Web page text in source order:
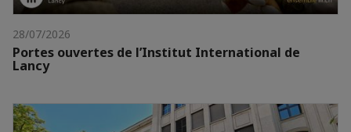
28/07/2026
Portes ouvertes de l’Institut International de
Lancy